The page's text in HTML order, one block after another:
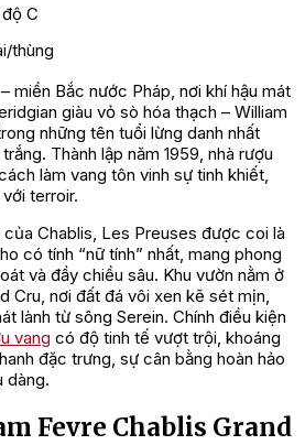
C
thùng
miền Bắc nước Pháp, nơi khí hậu mát
giàu vỏ sò hóa thạch – William
những tên tuổi lừng danh nhất
Thành lập năm 1959, nhà rượu
làm vang tôn vinh sự tinh khiết,
terroir.
của Chablis, Les Preuses được coi là
có tính “nữ tính” nhất, mang phong
và đầy chiều sâu. Khu vườn nằm ở
Cru, nơi đất đá vôi xen kẽ sét mịn,
lành từ sông Serein. Chính điều kiện
vang có độ tinh tế vượt trội, khoáng
đặc trưng, sự cân bằng hoàn hảo
dàng.
Fevre Chablis Grand